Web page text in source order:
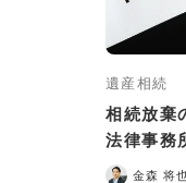
遺産相続
相続放棄
法律事務
続き完了
金森 将